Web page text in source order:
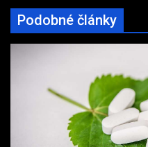
r
c
h
Podobné články